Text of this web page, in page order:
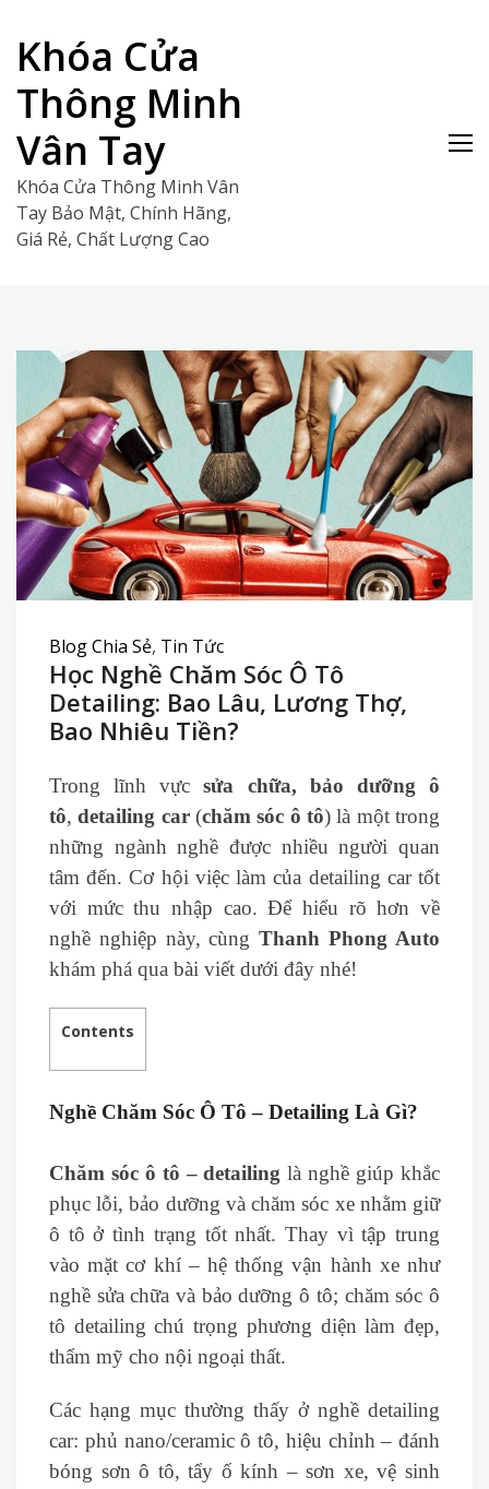
content
Khóa Cửa
Thông Minh
Vân Tay
Khóa Cửa Thông Minh Vân
Tay Bảo Mật, Chính Hãng,
Giá Rẻ, Chất Lượng Cao
Blog Chia Sẻ, Tin Tức
Học Nghề Chăm Sóc Ô Tô
Detailing: Bao Lâu, Lương Thợ,
Bao Nhiêu Tiền?
Trong lĩnh vựcsửa chữa, bảo dưỡng ô
tô,detailing car(chăm sóc ô tô) là một trong
những ngành nghề được nhiều người quan
tâm đến. Cơ hội việc làm của detailing car tốt
với mức thu nhập cao. Để hiểu rõ hơn về
nghề nghiệp này, cùngThanh Phong Auto
khám phá qua bài viết dưới đây nhé!
Contents
Nghề Chăm Sóc Ô Tô – Detailing Là Gì?
Chăm sóc ô tô – detailing là nghề giúp khắc
phục lỗi, bảo dưỡng và chăm sóc xe nhằm giữ
ô tô ở tình trạng tốt nhất. Thay vì tập trung
vào mặt cơ khí – hệ thống vận hành xe như
nghề sửa chữa và bảo dưỡng ô tô; chăm sóc ô
tô detailing chú trọng phương diện làm đẹp,
thẩm mỹ cho nội ngoại thất.
Các hạng mục thường thấy ở nghề detailing
car: phủ nano/ceramic ô tô, hiệu chỉnh – đánh
bóng sơn ô tô, tẩy ố kính – sơn xe, vệ sinh